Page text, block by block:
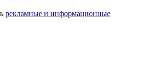
рекламные и информационные